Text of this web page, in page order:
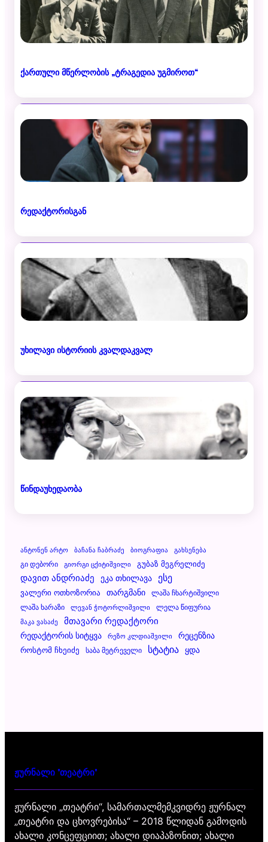
ქართული მწერლობის „ტრაგედია უგმიროთ“
რედაქტორისგან
უხილავი ისტორიის კვალდაკვალ
წინდაუხედაობა
Ანტონენ Არტო Ბაჩანა Ჩაბრაძე Ბიოგრაფია
Გახსენება
Გი Დებორი
Გიორგი Ცქიტიშვილი Გუბაზ Მეგრელიძე
Დავით Ანდრიაძე Ეკა Თხილავა Ესე
Ვალერი Ოთხოზორია Თარგმანი Ლაშა Ჩხარტიშვილი
Ლაშა Ხარაზი Ლევან Ჭოტორლიშვილი
Ლელა Წიფურია
Მაკა Ვასაძე
Მთავარი Რედაქტორი
Რედაქტორის Სიტყვა Რეზო Კლდიაშვილი Რეცენზია
Როსტომ Ჩხეიძე Საბა Მეტრეველი Სტატია Ყდა
ჟურნალი "თეატრი"
ჟურნალი „თეატრი“, სამართალმემკვიდრე ჟურნალ
„თეატრი და ცხოვრებისა“ – 2018 წლიდან გამოდის
ახალი კონცეფციით; ახალი დიაპაზონით; ახალი